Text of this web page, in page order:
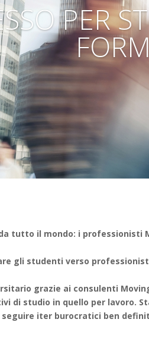
PER
tutto il mondo: i professionisti
gli studenti verso
grazie ai consulenti
di studio in quello per lavoro.
iter burocratici ben